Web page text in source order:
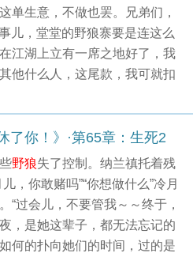
单生意，不做也罢。兄弟们，
儿，堂堂的野狼寨要是连这么
江湖上立有一席之地好了，我
他什么人，这尾款，我可就扣
了你！》·第65章：生死2
野狼失了控制。纳兰禛托着残
，你敢赌吗”“你想做什么”冷月
“过会儿，不要管我～～终于，
，是她这辈子，都无法忘记的
何的扑向她们的时间，过的是